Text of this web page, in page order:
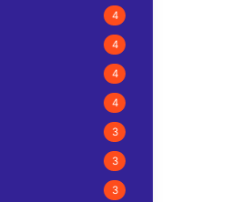
4
4
4
4
3
3
3